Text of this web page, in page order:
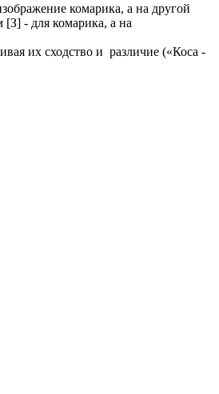
комарика, а на другой
[З] - для комарика, а на
их сходство и различие («Коса -